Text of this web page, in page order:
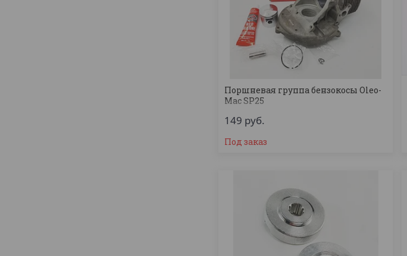
Поршневая группа бензокосы Oleo-
Mac SP25
149 руб.
Под заказ